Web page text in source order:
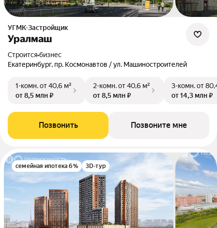
УГМК-Застройщик
Уралмаш
Строится•бизнес
Екатеринбург, пр. Космонавтов / ул. Машиностроителей
1-комн.от 40,6 м²
от 8,5 млн ₽
2-комн.от 40,6 м²
от 8,5 млн ₽
3-комн.от
от 14,3 млн ₽
Позвонить Позвоните мне
семейная ипотека 6% 3D-тур